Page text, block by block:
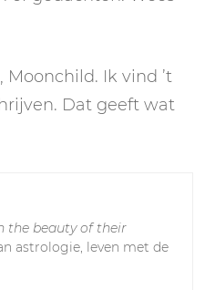
Ik vind ’t
Dat geeft wat
the beauty of their
astrologie, leven met de